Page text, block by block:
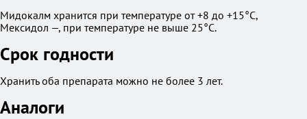
Мидокалм хранится при температуре от +8 до +15°С,
Мексидол —, при температуре не выше 25°С.
Срок годности
Хранить оба препарата можно не более 3 лет.
Аналоги